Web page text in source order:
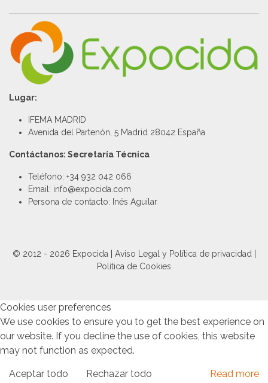
Lugar:
IFEMA MADRID
Avenida del Partenón, 5 Madrid 28042 España
Contáctanos: Secretaría Técnica
Teléfono: +34 932 042 066
Email: info@expocida.com
Persona de contacto: Inés Aguilar
© 2012 - 2026 Expocida | Aviso Legal y Política de privacidad |
Política de Cookies
Cookies user preferences
We use cookies to ensure you to get the best experience on
our website. If you decline the use of cookies, this website
may not function as expected.
Aceptar todo Rechazar todo Read more